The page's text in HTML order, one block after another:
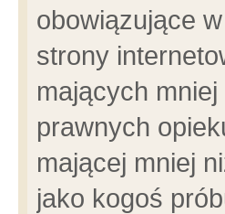
obowiązujące
strony
mających
prawnych
mającej mniej
jako kogoś